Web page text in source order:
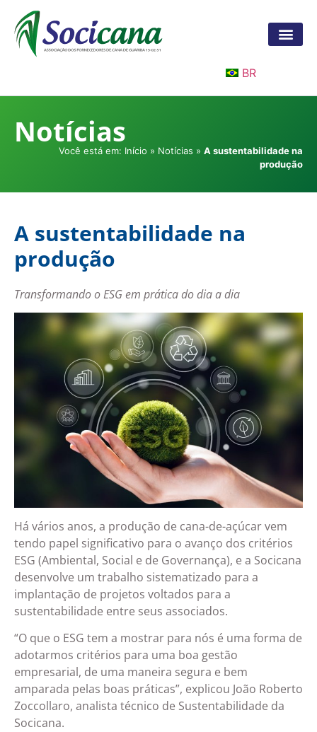
BR
Notícias
Você está em: Início » Notícias » A sustentabilidade na
produção
A sustentabilidade na
produção
Transformando o ESG em prática do dia a dia
Há vários anos, a produção de cana-de-açúcar vem
tendo papel significativo para o avanço dos critérios
ESG (Ambiental, Social e de Governança), e a Socicana
desenvolve um trabalho sistematizado para a
implantação de projetos voltados para a
sustentabilidade entre seus associados.
“O que o ESG tem a mostrar para nós é uma forma de
adotarmos critérios para uma boa gestão
empresarial, de uma maneira segura e bem
amparada pelas boas práticas”, explicou João Roberto
Zoccollaro, analista técnico de Sustentabilidade da
Socicana.